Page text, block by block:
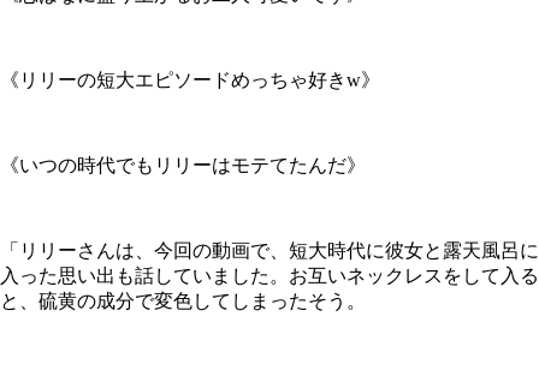
《リリーの短大エピソードめっちゃ好きw》
《いつの時代でもリリーはモテてたんだ》
「リリーさんは、今回の動画で、短大時代に彼女と露天風呂に
入った思い出も話していました。お互いネックレスをして入る
と、硫黄の成分で変色してしまったそう。